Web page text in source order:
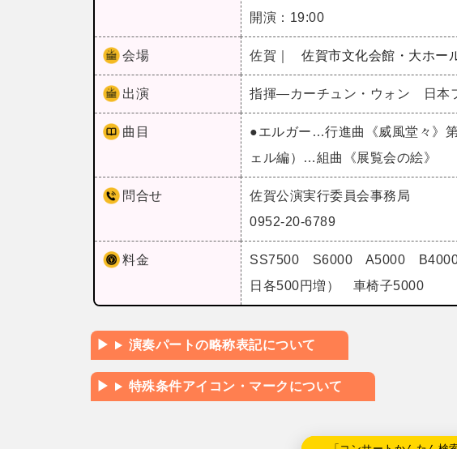
開演：19:00
会場 佐賀｜ 佐賀市文化会館・大ホー
出演 指揮―カーチュン・ウォン 日本
曲目
●エルガー…行進曲《威風堂々》
ェル編）…組曲《展覧会の絵》
問合せ
佐賀公演実行委員会事務局
0952-20-6789
料金
SS7500 S6000 A5000 B4000
日各500円増） 車椅子5000
演奏パートの略称表記について
特殊条件アイコン・マークについて